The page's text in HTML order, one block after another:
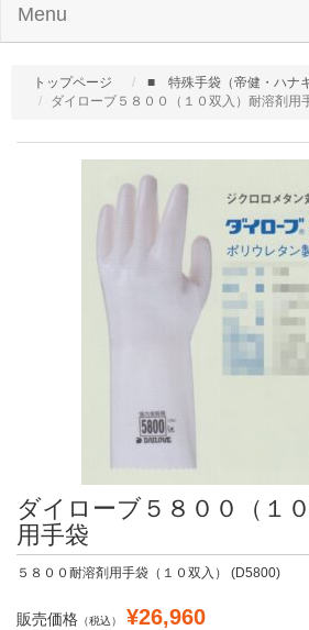
Menu
トップページ
■ 特殊手袋（帝健・ハナキ
ダイローブ５８００（１０双入）耐溶剤用
ダイローブ５８００（１
用手袋
５８００耐溶剤用手袋（１０双入） (D5800)
販売価格 （税込） ¥26,960